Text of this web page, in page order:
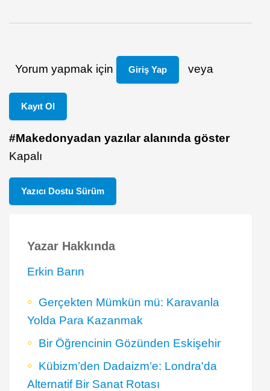
Yorum yapmak için Giriş Yap veya
Kayıt Ol
#Makedonyadan yazılar alanında göster
Kapalı
Yazıcı Dostu Sürüm
Yazar Hakkında
Erkin Barın
Gerçekten Mümkün mü: Karavanla
Yolda Para Kazanmak
Bir Öğrencinin Gözünden Eskişehir
Kübizm’den Dadaizm’e: Londra'da
Alternatif Bir Sanat Rotası